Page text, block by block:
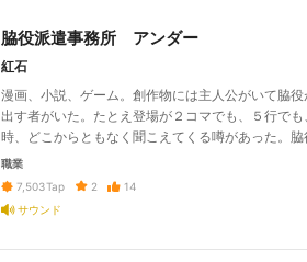
脇役派遣事務所 アンダー
紅石
漫画、小説、ゲーム。創作物には主人公がいて脇
出す者がいた。たとえ登場が２コマでも、５行で
時、どこからともなく聞こえてくる噂があった。
職業
7,503Tap 2
14
サウンド